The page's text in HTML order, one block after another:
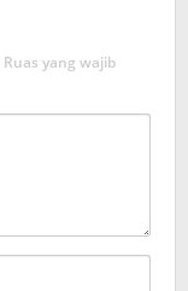
Ruas yang wajib